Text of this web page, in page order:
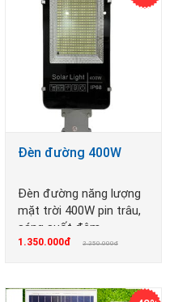
Đèn đường 400W
Đèn đường năng lượng
mặt trời 400W pin trâu,
sáng suốt đêm
1.350.000đ 2.250.000đ